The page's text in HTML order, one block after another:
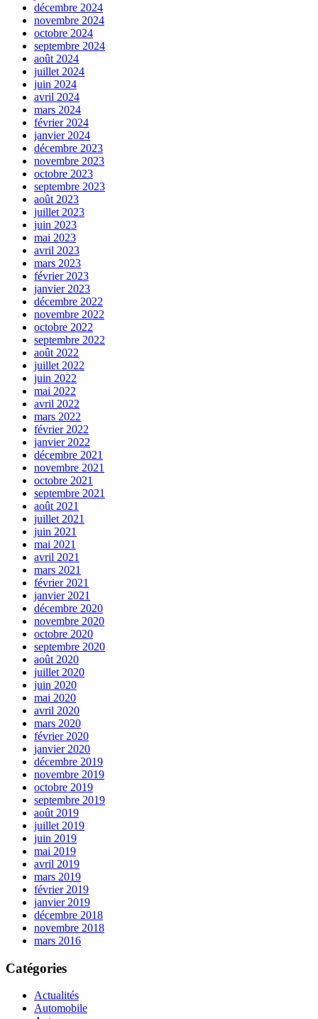
décembre 2024
novembre 2024
octobre 2024
septembre 2024
août 2024
juillet 2024
juin 2024
avril 2024
mars 2024
février 2024
janvier 2024
décembre 2023
novembre 2023
octobre 2023
septembre 2023
août 2023
juillet 2023
juin 2023
mai 2023
avril 2023
mars 2023
février 2023
janvier 2023
décembre 2022
novembre 2022
octobre 2022
septembre 2022
août 2022
juillet 2022
juin 2022
mai 2022
avril 2022
mars 2022
février 2022
janvier 2022
décembre 2021
novembre 2021
octobre 2021
septembre 2021
août 2021
juillet 2021
juin 2021
mai 2021
avril 2021
mars 2021
février 2021
janvier 2021
décembre 2020
novembre 2020
octobre 2020
septembre 2020
août 2020
juillet 2020
juin 2020
mai 2020
avril 2020
mars 2020
février 2020
janvier 2020
décembre 2019
novembre 2019
octobre 2019
septembre 2019
août 2019
juillet 2019
juin 2019
mai 2019
avril 2019
mars 2019
février 2019
janvier 2019
décembre 2018
novembre 2018
mars 2016
Catégories
Actualités
Automobile